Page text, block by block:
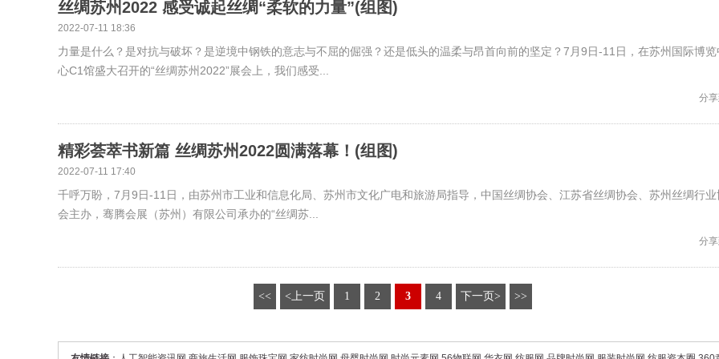
丝绸苏州2022 感受诚起丝绸“柔软的力量”(组图)
2022-07-11 18:36
力量是什么？是对抗与破坏？是逆境中钢铁的意志与不屈的倔强？还是低头的温柔与昂首向前的坚定？7月9日-11日，在苏州国际博览
心C1馆盛大召开的“丝绸苏州2022”展会上，我们感受...
分享
精彩荟萃书新篇 丝绸苏州2022圆满落幕！(组图)
2022-07-11 17:40
千呼万盼，7月9日-11日，由苏州市工业和信息化局、苏州市文化广电和旅游局指导，中国丝绸协会、江苏省丝绸协会、苏州丝绸行业
会主办，骞腾会展（苏州）有限公司承办的“丝绸苏...
分享
<< <上一页 1 2 3 4 下一页> >>